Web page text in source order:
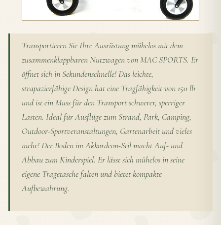
Transportieren Sie Ihre Ausrüstung mühelos mit dem
zusammenklappbaren Nutzwagen von MAC SPORTS. Er
öffnet sich in Sekundenschnelle! Das leichte,
strapazierfähige Design hat eine Tragfähigkeit von 150 lb
und ist ein Muss für den Transport schwerer, sperriger
Lasten. Ideal für Ausflüge zum Strand, Park, Camping,
Outdoor-Sportveranstaltungen, Gartenarbeit und vieles
mehr! Der Boden im Akkordeon-Stil macht Auf- und
Abbau zum Kinderspiel. Er lässt sich mühelos in seine
eigene Tragetasche falten und bietet kompakte
Aufbewahrung.